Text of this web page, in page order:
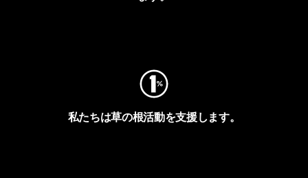
私たちは草の根活動を支援します。